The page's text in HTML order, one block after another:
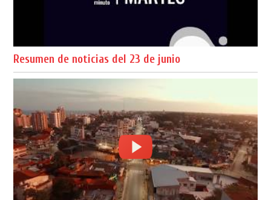
Resumen de noticias del 23 de junio